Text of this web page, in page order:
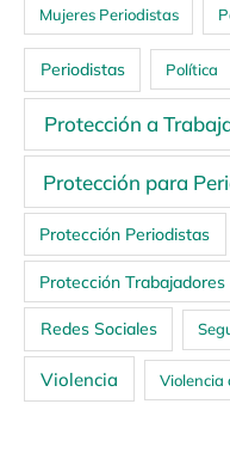
Mujeres Periodistas
Periodistas Política
Protección a
Protección para
Protección Periodistas
Protección
Redes Sociales
Violencia Violencia